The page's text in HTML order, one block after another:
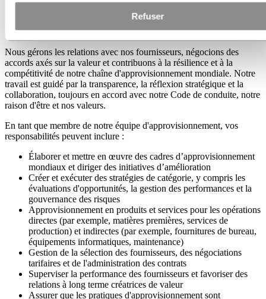
Refuser
Nous gérons les relations avec nos fournisseurs, négocions des
accords axés sur la valeur et contribuons à la résilience et à la
compétitivité de notre chaîne d'approvisionnement mondiale. Notre
travail est guidé par la transparence, la réflexion stratégique et la
collaboration, toujours en accord avec notre Code de conduite, notre
raison d'être et nos valeurs.
En tant que membre de notre équipe d'approvisionnement, vos
responsabilités peuvent inclure :
Élaborer et mettre en œuvre des cadres d’approvisionnement
mondiaux et diriger des initiatives d’amélioration
Créer et exécuter des stratégies de catégorie, y compris les
évaluations d'opportunités, la gestion des performances et la
gouvernance des risques
Approvisionnement en produits et services pour les opérations
directes (par exemple, matières premières, services de
production) et indirectes (par exemple, fournitures de bureau,
équipements informatiques, maintenance)
Gestion de la sélection des fournisseurs, des négociations
tarifaires et de l'administration des contrats
Superviser la performance des fournisseurs et favoriser des
relations à long terme créatrices de valeur
Assurer que les pratiques d'approvisionnement sont